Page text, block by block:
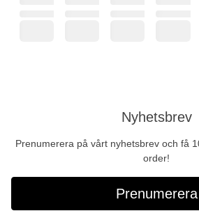
Nyhetsbrev
Prenumerera på vårt nyhetsbrev och få
order!
Prenumerera